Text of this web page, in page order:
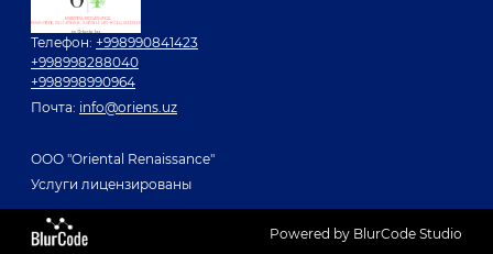
Телефон: +998990841423
+998998288040
+998998990964
Почта: info@oriens.uz
ООО "Oriental Renaissance"
Услуги лицензированы
Powered by BlurCode Studio